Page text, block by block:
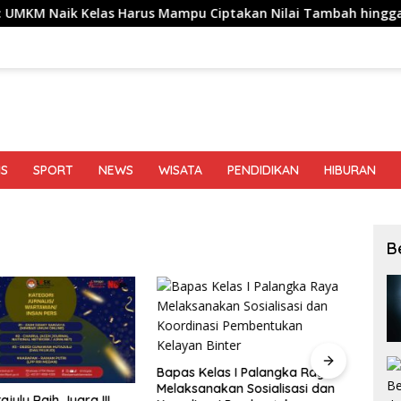
Harus Mampu Ciptakan Nilai Tambah hingga Tembus Pasar
SPORT NEWS WISATA PENDIDIKAN HIBURAN
Bapas Kelas I Palangka Raya
Melaksanakan Sosialisasi dan